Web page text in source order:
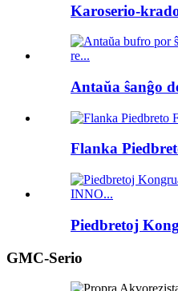
Karoserio-
Antaŭa ŝanĝo
Flanka
Piedbretoj
GMC-Serio